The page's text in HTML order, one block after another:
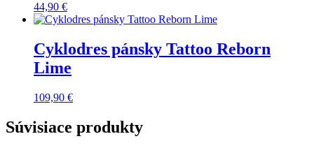
44,90 €
Cyklodres pánsky Tattoo Reborn
Lime
109,90 €
Súvisiace produkty